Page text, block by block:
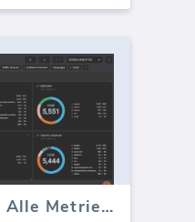
Google Analytics Alle Metrieken